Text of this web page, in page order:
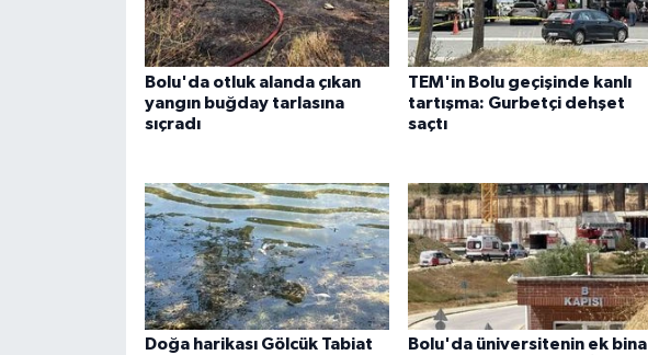
Bolu'da otluk alanda çıkan
yangın buğday tarlasına
sıçradı
TEM'in Bolu geçişinde kanlı
tartışma: Gurbetçi dehşet
saçtı
Doğa harikası Gölcük Tabiat
Bolu'da üniversitenin ek bina